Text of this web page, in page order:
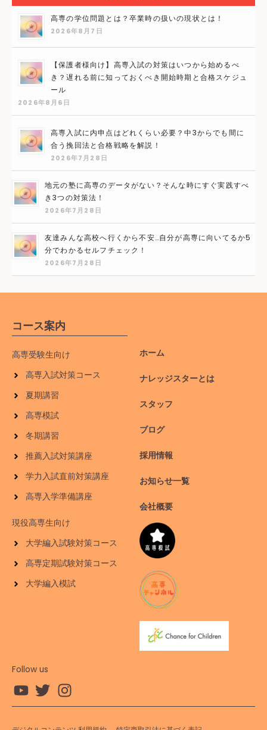
高専の学位問題とは？卒業時の扱いの現状とは！
2026年8月7日
【保護者様向け】高専入試の対策はいつから始めるべ
き？遅れる前に知っておくべき開始時期と合格スケジュ
ール
2026年8月6日
高専入試に内申点はどれくらい必要？中3からでも間に
合う挽回法と合格戦略を解説！
2026年7月28日
地元の塾に高専のデータがない？そんな時にすぐ実践すべ
き3つの対策法！
2026年7月28日
友達みんな高校へ行くから不安…自分が高専に向いてるか5
分でわかるセルフチェック！
2026年7月28日
コース案内
高専受験生向け
高専入試対策コース
夏期講習
高専模試
冬期講習
推薦入試対策講座
学力入試直前対策講座
高専入学準備講座
現役高専生向け
大学編入試験対策コース
高専定期試験対策コース
大学編入模試
ホーム
ナレッジスターとは
スタッフ
ブログ
採用情報
お知らせ一覧
会社概要
Follow us